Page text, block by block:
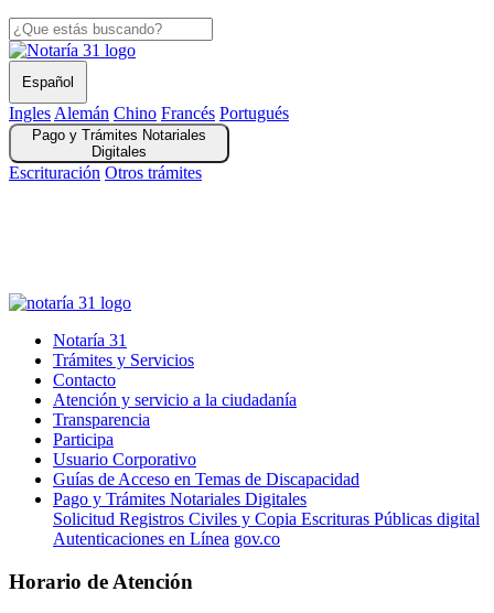
Español
Ingles Alemán Chino Francés Portugués
Pago y Trámites Notariales
Digitales
Escrituración Otros trámites
Notaría 31
Trámites y Servicios
Contacto
Atención y servicio a la ciudadanía
Transparencia
Participa
Usuario Corporativo
Guías de Acceso en Temas de Discapacidad
Pago y Trámites Notariales Digitales
Solicitud Registros Civiles y Copia Escrituras Públicas digital
Autenticaciones en Línea gov.co
Horario de Atención